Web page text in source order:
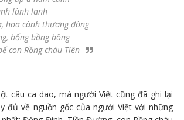
lành lanh
hoa cành thương đông
bống bồng bông
con Rồng cháu Tiên
câu ca dao, mà người Việt cũng đã ghi lại
đủ về nguồn gốc của người Việt với những